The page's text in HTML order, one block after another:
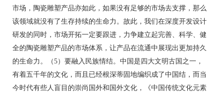
市场，陶瓷雕塑产品亦如此，如果没有足够的市场去支撑，那么
该领域就没有了生存持续的生命力。故此，我们在深度开发设计
研发的同时，市场开拓一定要跟进，力争建立起完善、科学、健
全的陶瓷雕塑产品的市场体系，让产品在流通中展现出更加持久
的生命力。（5）要融入民族情结。中国是四大文明古国之一，
有着五千年的文化，而且已经根深蒂固地编织成了中国结，而当
今时代有些人盲目的崇尚国外和国外文化，《中国传统文化元素